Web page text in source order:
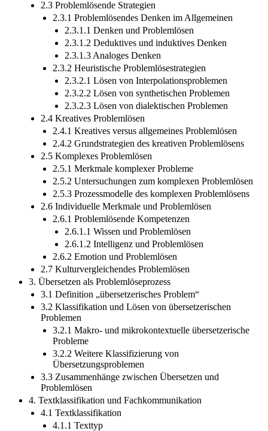
2.3 Problemlösende Strategien
2.3.1 Problemlösendes Denken im Allgemeinen
2.3.1.1 Denken und Problemlösen
2.3.1.2 Deduktives und induktives Denken
2.3.1.3 Analoges Denken
2.3.2 Heuristische Problemlösestrategien
2.3.2.1 Lösen von Interpolationsproblemen
2.3.2.2 Lösen von synthetischen Problemen
2.3.2.3 Lösen von dialektischen Problemen
2.4 Kreatives Problemlösen
2.4.1 Kreatives versus allgemeines Problemlösen
2.4.2 Grundstrategien des kreativen Problemlösens
2.5 Komplexes Problemlösen
2.5.1 Merkmale komplexer Probleme
2.5.2 Untersuchungen zum komplexen Problemlösen
2.5.3 Prozessmodelle des komplexen Problemlösens
2.6 Individuelle Merkmale und Problemlösen
2.6.1 Problemlösende Kompetenzen
2.6.1.1 Wissen und Problemlösen
2.6.1.2 Intelligenz und Problemlösen
2.6.2 Emotion und Problemlösen
2.7 Kulturvergleichendes Problemlösen
3. Übersetzen als Problemlöseprozess
3.1 Definition „übersetzerisches Problem“
3.2 Klassifikation und Lösen von übersetzerischen
Problemen
3.2.1 Makro- und mikrokontextuelle übersetzerische
Probleme
3.2.2 Weitere Klassifizierung von
Übersetzungsproblemen
3.3 Zusammenhänge zwischen Übersetzen und
Problemlösen
4. Textklassifikation und Fachkommunikation
4.1 Textklassifikation
4.1.1 Texttyp